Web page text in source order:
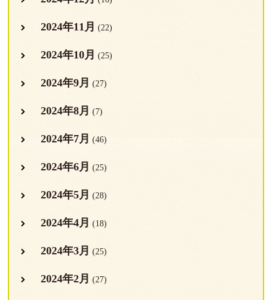
2024年11月 (22)
2024年10月 (25)
2024年9月 (27)
2024年8月 (7)
2024年7月 (46)
2024年6月 (25)
2024年5月 (28)
2024年4月 (18)
2024年3月 (25)
2024年2月 (27)